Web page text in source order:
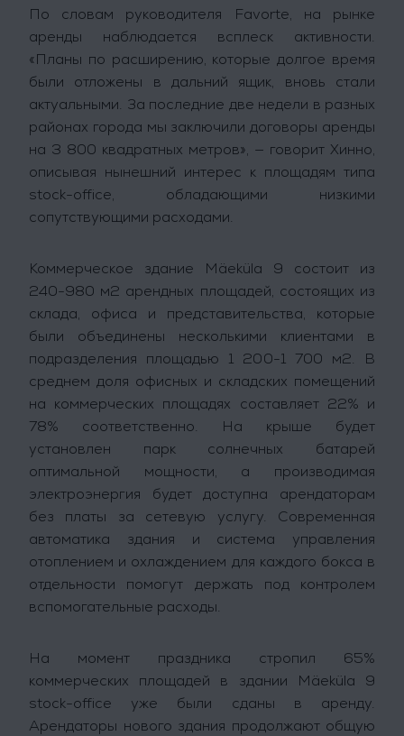
По словам руководителя Favorte, на рынке
аренды наблюдается всплеск активности.
«Планы по расширению, которые долгое время
были отложены в дальний ящик, вновь стали
актуальными. За последние две недели в разных
районах города мы заключили договоры аренды
на 3 800 квадратных метров», — говорит Хинно,
описывая нынешний интерес к площадям типа
stock-office, обладающими низкими
сопутствующими расходами.
Коммерческое здание Mäeküla 9 состоит из
240-980 м2 арендных площадей, состоящих из
склада, офиса и представительства, которые
были объединены несколькими клиентами в
подразделения площадью 1 200-1 700 м2. В
среднем доля офисных и складских помещений
на коммерческих площадях составляет 22% и
78% соответственно. На крыше будет
установлен парк солнечных батарей
оптимальной мощности, а производимая
электроэнергия будет доступна арендаторам
без платы за сетевую услугу. Современная
автоматика здания и система управления
отоплением и охлаждением для каждого бокса в
отдельности помогут держать под контролем
вспомогательные расходы.
На момент праздника стропил 65%
коммерческих площадей в здании Mäeküla 9
stock-office уже были сданы в аренду.
Арендаторы нового здания продолжают общую